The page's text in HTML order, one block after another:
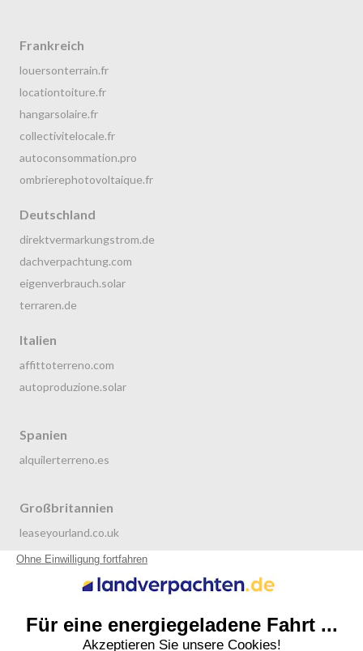
Frankreich
louersonterrain.fr
locationtoiture.fr
hangarsolaire.fr
collectivitelocale.fr
autoconsommation.pro
ombrierephotovoltaique.fr
Deutschland
direktvermarkungstrom.de
dachverpachtung.com
eigenverbrauch.solar
terraren.de
Italien
affittoterreno.com
autoproduzione.solar
Spanien
alquilerterreno.es
Großbritannien
leaseyourland.co.uk
terraren.com
grondverpachten.nl